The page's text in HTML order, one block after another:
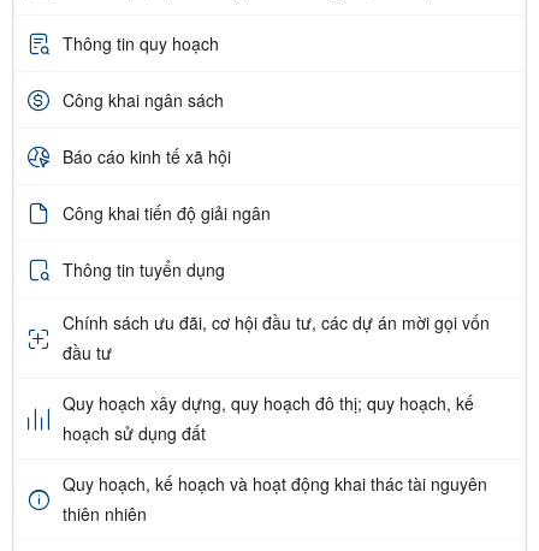
Thông tin quy hoạch
Công khai ngân sách
Báo cáo kinh tế xã hội
Công khai tiến độ giải ngân
Thông tin tuyển dụng
Chính sách ưu đãi, cơ hội đầu tư, các dự án mời gọi vốn
đầu tư
Quy hoạch xây dựng, quy hoạch đô thị; quy hoạch, kế
hoạch sử dụng đất
Quy hoạch, kế hoạch và hoạt động khai thác tài nguyên
thiên nhiên